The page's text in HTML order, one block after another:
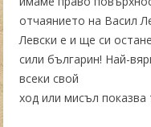
отчаянието на Васил
Левски е и ще си
сили българин! Най-
всеки свой
ход или мисъл показва